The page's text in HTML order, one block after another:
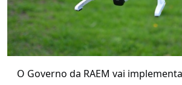
O Governo da RAEM vai